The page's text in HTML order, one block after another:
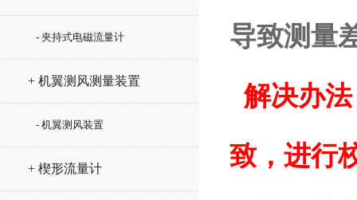
- 夹持式电磁流量计
+ 机翼测风测量装置
- 机翼测风装置
+ 楔形流量计
导致测量
解决办
致，进行